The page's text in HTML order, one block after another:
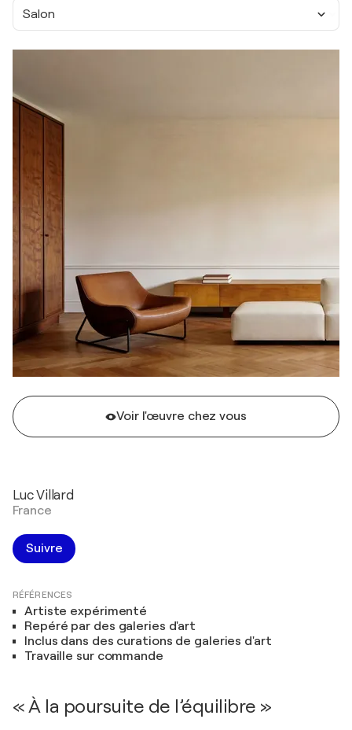
Salon
Voir l'œuvre chez vous
Luc Villard
France
Suivre
RÉFÉRENCES
Artiste expérimenté
Repéré par des galeries d'art
Inclus dans des curations de galeries d'art
Travaille sur commande
« À la poursuite de l’équilibre »